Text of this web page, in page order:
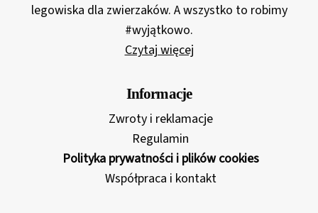
legowiska dla zwierzaków. A wszystko to robimy
#wyjątkowo.
Czytaj więcej
Informacje
Zwroty i reklamacje
Regulamin
Polityka prywatności i plików cookies
Współpraca i kontakt